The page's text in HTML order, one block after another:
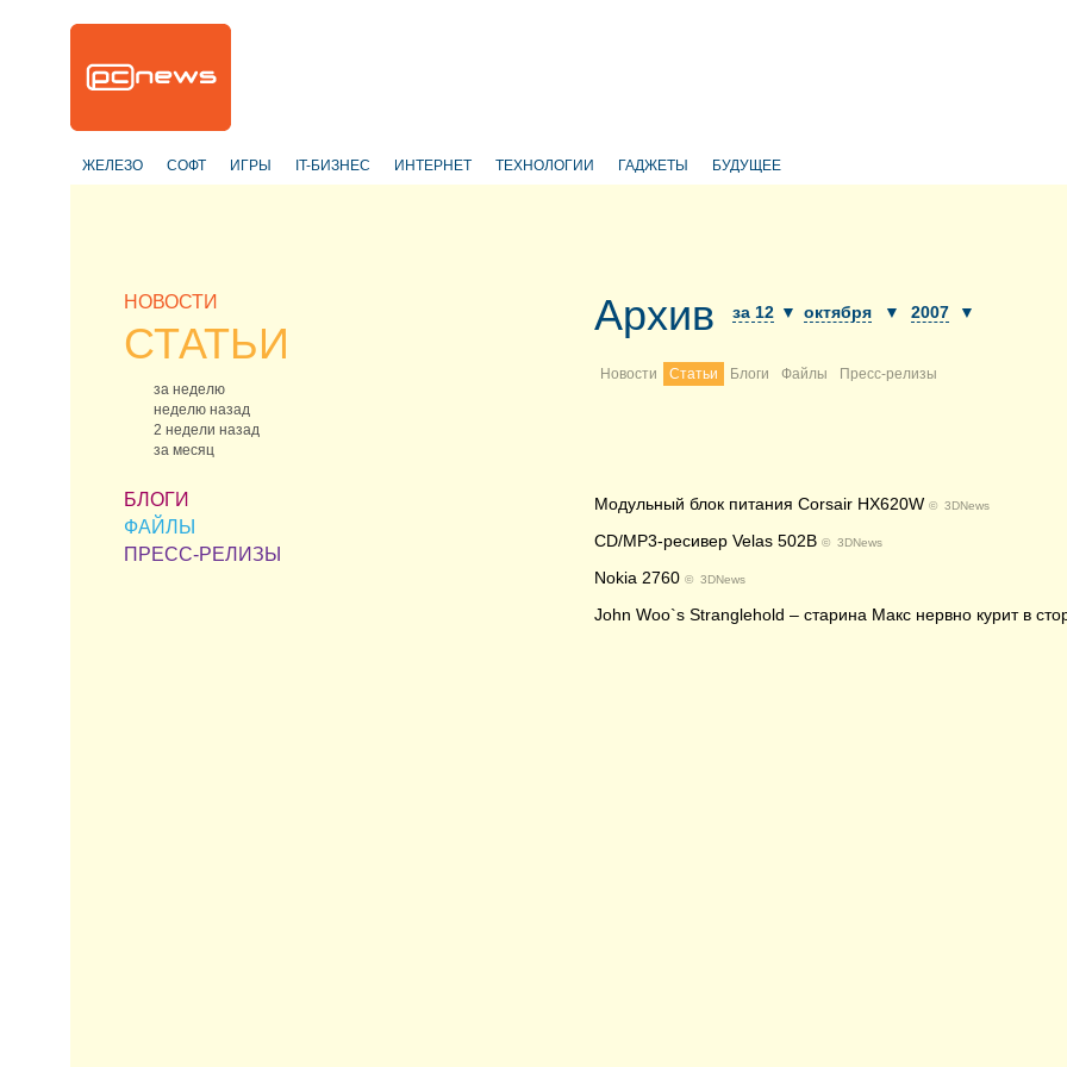
ЖЕЛЕЗО СОФТ ИГРЫ IT-БИЗНЕС ИНТЕРНЕТ ТЕХНОЛОГИИ ГАДЖЕТЫ БУДУЩЕЕ
НОВОСТИ
СТАТЬИ
за неделю
неделю назад
2 недели назад
за месяц
БЛОГИ
ФАЙЛЫ
ПРЕСС-РЕЛИЗЫ
Архив за 12 ▼ октября ▼ 2007 ▼
Новости Статьи Блоги Файлы Пресс-релизы
Модульный блок питания Corsair HX620W © 3DNews
CD/MP3-ресивер Velas 502B © 3DNews
Nokia 2760 © 3DNews
John Woo`s Stranglehold – старина Макс нервно курит в